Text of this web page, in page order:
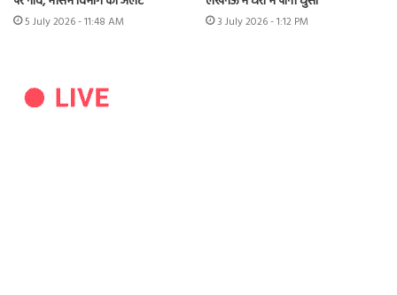
5 July 2026 - 11:48 AM 3 July 2026 - 1:12 PM